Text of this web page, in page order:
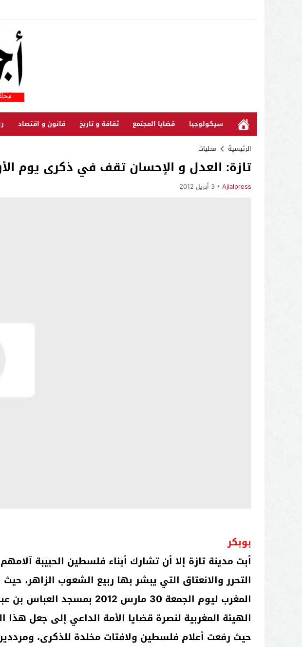
سيكولوجيا قضايا المجتمع ثقافة و تاريخ قانون و اقتصاد
الرئيسية محليات
تازة: العدل و الإحسان تقف في ذكرى يوم
Ajialpress 3 أبريل 2012
بوبكر
أبت مدينة تازة إلا أن تشارك أبناء فلسطين الحبيبة
التحرر والانعتاق التي يبشر بها ربيع الشعوب الزاهر،
المغرب ليوم الجمعة 30 مارس 2012 بمسجد العباس بن عبد المطلب الموجود في حي القدس3، في وقفة عارمة استجابة لنداء
الهيئة المغربية لنصرة قضايا الأمة الداعي إلى جعل
حيث رفعت أعلام فلسطين ولافتات مخلدة للذكرى،